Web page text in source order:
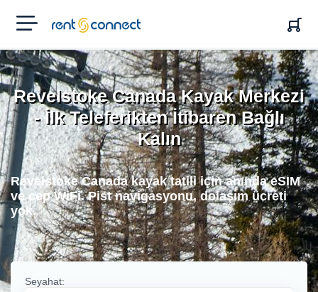
RENT'N
CONNECT
Revelstoke Canada Kayak Merkezi
- İlk Teleferikten İtibaren Bağlı
Kalın
Revelstoke Canada kayak tatili için anında eSIM
ve cep WiFi. Pist navigasyonu, dolaşım ücreti
yok.
Seyahat: